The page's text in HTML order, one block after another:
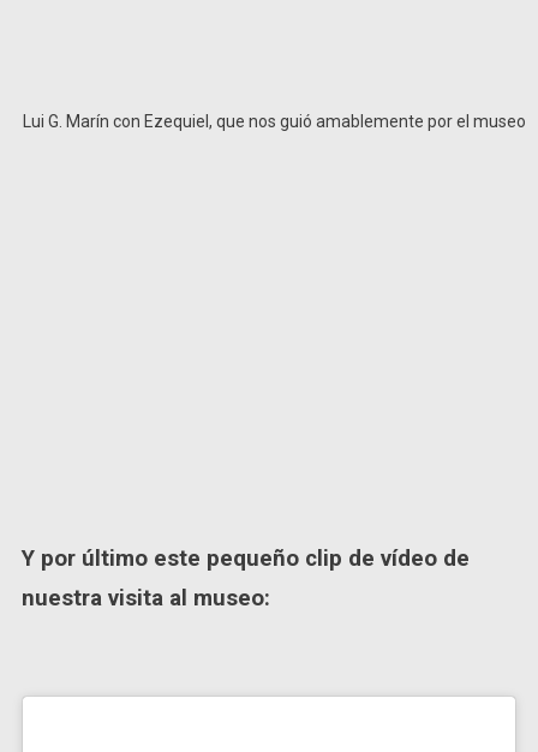
Lui G. Marín con Ezequiel, que nos guió amablemente por el museo
Y por último este pequeño clip de vídeo de
nuestra visita al museo: